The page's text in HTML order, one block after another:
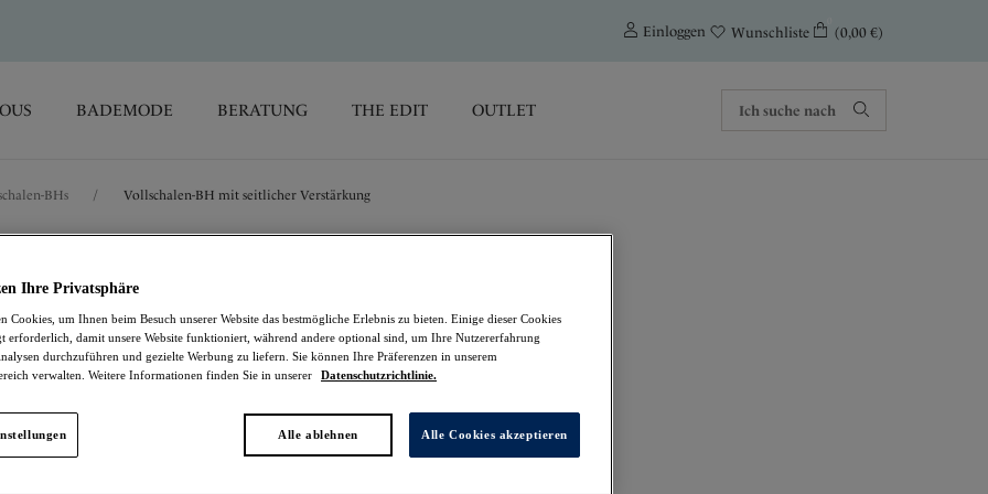
Einloggen Wunschliste (0,00 €)
BADEMODE BERATUNG THE EDIT OUTLET
BHs / Vollschalen-BH mit seitlicher Verstärkung
Vollschalen-BH mit seitlicher Verstärkung
Natural Beige
32,47 € war 64,95 €
Ihre Privatsphäre
Cookies, um Ihnen beim Besuch unserer Website das bestmögliche Erlebnis zu bieten. Einige dieser Cookies
erforderlich, damit unsere Website funktioniert, während andere optional sind, um Ihre Nutzererfahrung
durchzuführen und gezielte Werbung zu liefern. Sie können Ihre Präferenzen in unserem
verwalten. Weitere Informationen finden Sie in unserer
Datenschutzrichtlinie.
Alle ablehnen Alle Cookies akzeptieren